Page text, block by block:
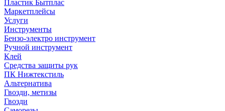
Пластик Бытплас
Маркетплейсы
Услуги
Инструменты
Бензо-электро инструмент
Ручной инструмент
Клей
Средства защиты рук
ПК Нижтекстиль
Альтернатива
Гвозди, метизы
Гвозди